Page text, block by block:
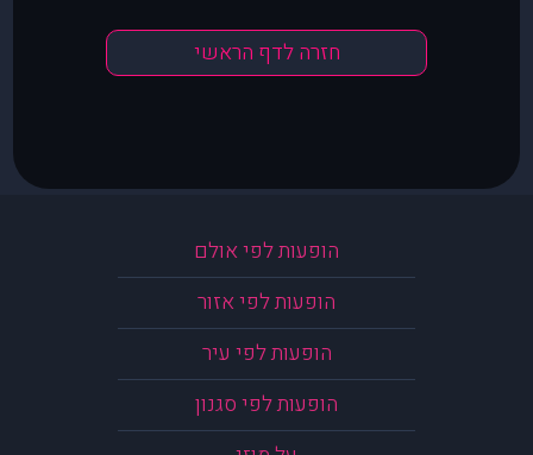
חזרה לדף הראשי
הופעות לפי אולם
הופעות לפי אזור
הופעות לפי עיר
הופעות לפי סגנון